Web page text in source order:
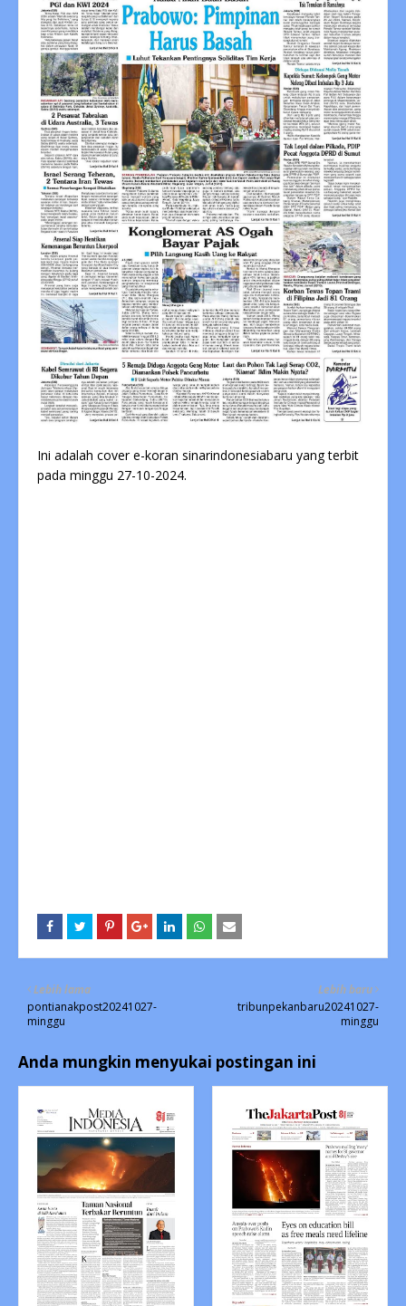
Ini adalah cover e-koran sinarindonesiabaru yang terbit
pada minggu 27-10-2024.
Lebih baru
tribunpekanbaru20241027-
minggu
Lebih lama
pontianakpost20241027-
minggu
Anda mungkin menyukai postingan ini